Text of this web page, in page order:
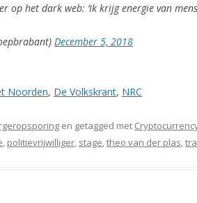
op het dark web: ‘Ik krijg energie van
December 5, 2018
Noorden, De Volkskrant, NRC
en getagged met
, politievrijwilliger, stage,theo van der plas,